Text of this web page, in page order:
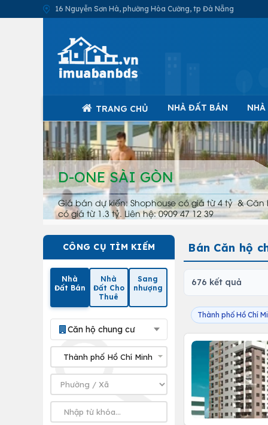
16 Nguyễn Sơn Hà, phường Hòa Cường, tp Đà Nẵng
TRANG CHỦ NHÀ ĐẤT BÁN
D-ONE SÀI GÒN
Giá bán dự kiến: Shophouse có giá từ 4 tỷ & Căn
có giá từ 1.3 tỷ. Liên hệ: 0909 47 12 39
CÔNG CỤ TÌM KIẾM
Nhà
Đất Bán
Nhà
Đất Cho
Thuê
Sang
nhượng
Căn hộ chung cư
Bán Căn hộ
676 kết quả
Thành phố Hồ Chí